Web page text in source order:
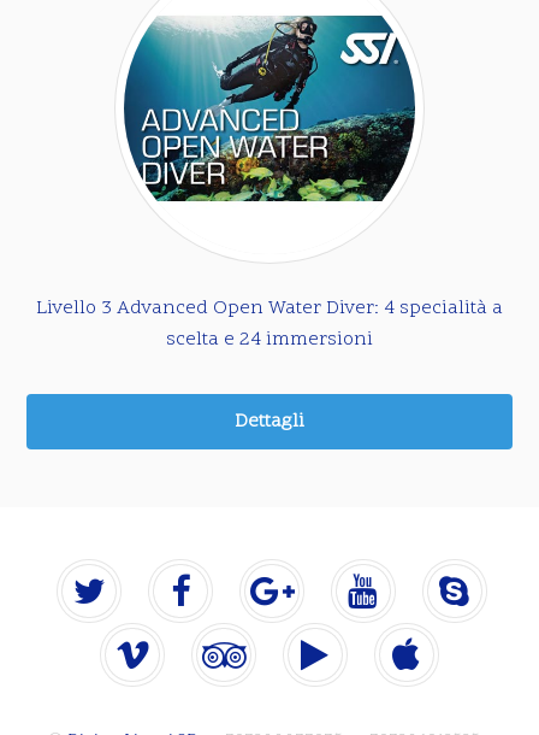
Livello 3 Advanced Open Water Diver: 4 specialità a
scelta e 24 immersioni
Dettagli